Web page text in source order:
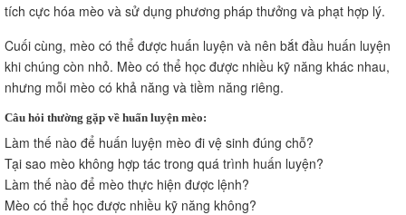
tích cực hóa mèo và sử dụng phương pháp thưởng và phạt hợp lý.
Cuối cùng, mèo có thể được huấn luyện và nên bắt đầu huấn luyện
khi chúng còn nhỏ. Mèo có thể học được nhiều kỹ năng khác nhau,
nhưng mỗi mèo có khả năng và tiềm năng riêng.
Câu hỏi thường gặp về huấn luyện mèo:
Làm thế nào để huấn luyện mèo đi vệ sinh đúng chỗ?
Tại sao mèo không hợp tác trong quá trình huấn luyện?
Làm thế nào để mèo thực hiện được lệnh?
Mèo có thể học được nhiều kỹ năng không?